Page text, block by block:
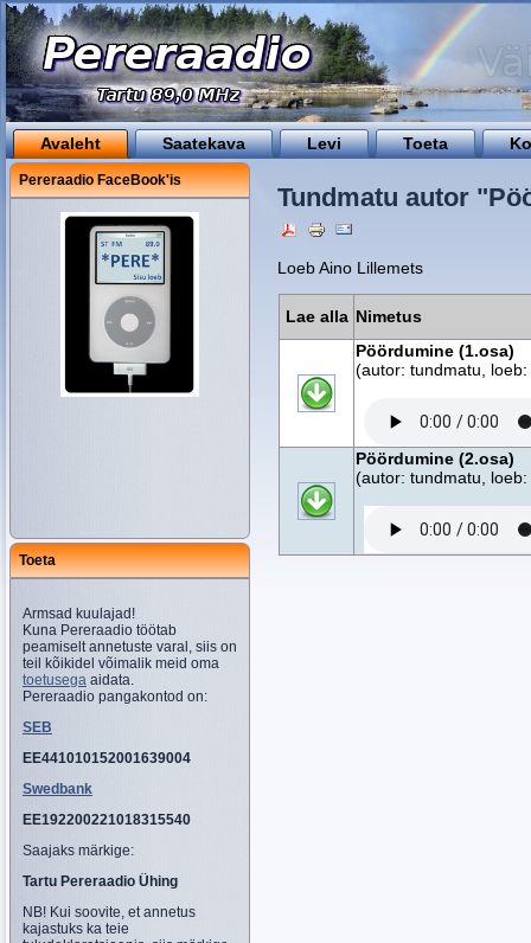
Avaleht Saatekava Levi Toeta
Pereraadio FaceBook'is
Toeta
Armsad kuulajad!
Kuna Pereraadio töötab
peamiselt annetuste varal, siis on
teil kõikidel võimalik meid oma
toetusega aidata.
Pereraadio pangakontod on:
SEB
EE441010152001639004
Swedbank
EE192200221018315540
Saajaks märkige:
Tartu Pereraadio Ühing
NB! Kui soovite, et annetus
kajastuks ka teie
Tundmatu autor
Loeb Aino Lillemets
Lae alla Nimetus
Pöördumine (1.osa)
(autor: tundmatu,
Pöördumine (2.osa)
(autor: tundmatu,